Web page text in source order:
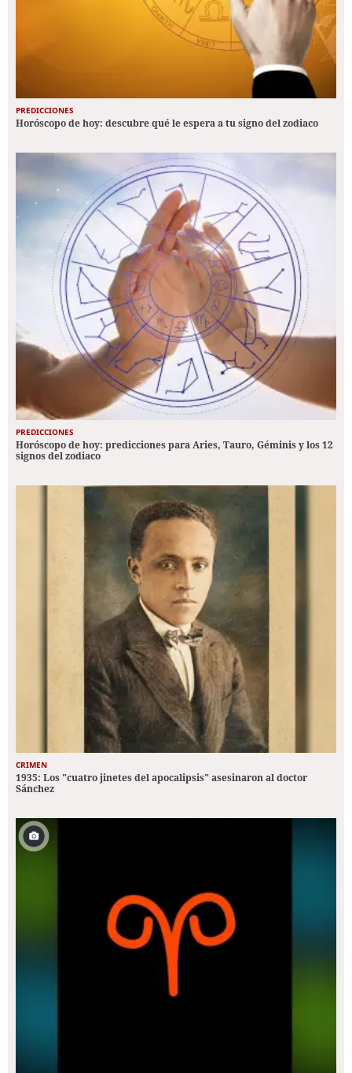
PREDICCIONES
Horóscopo de hoy: descubre qué le espera a tu signo del zodiaco
PREDICCIONES
Horóscopo de hoy: predicciones para Aries, Tauro, Géminis y los 12
signos del zodiaco
CRIMEN
1935: Los "cuatro jinetes del apocalipsis" asesinaron al doctor
Sánchez